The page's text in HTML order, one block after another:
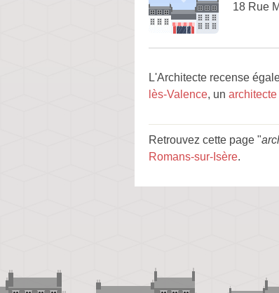
18 Rue
L'Architecte recense
lès-Valence, un
Retrouvez cette page "
Romans-sur-Isère.